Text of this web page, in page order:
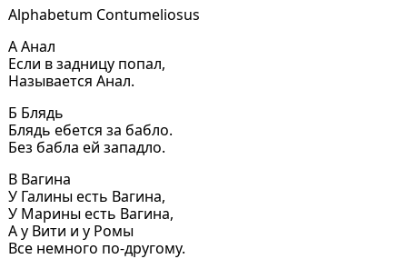
Alphabetum Contumeliosus
А Анал
Если в задницу попал,
Называется Анал.
Б Блядь
Блядь ебется за бабло.
Без бабла ей западло.
В Вагина
У Галины есть Вагина,
У Марины есть Вагина,
А у Вити и у Ромы
Все немного по-другому.